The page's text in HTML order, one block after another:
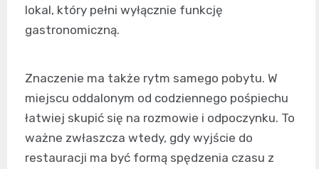
lokal, który pełni wyłącznie funkcję
gastronomiczną.
Znaczenie ma także rytm samego pobytu. W
miejscu oddalonym od codziennego pośpiechu
łatwiej skupić się na rozmowie i odpoczynku. To
ważne zwłaszcza wtedy, gdy wyjście do
restauracji ma być formą spędzenia czasu z